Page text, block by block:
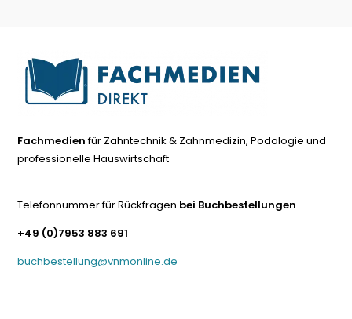
Fachmedienfür Zahntechnik & Zahnmedizin, Podologie und
professionelle Hauswirtschaft
Telefonnummer für Rückfragen bei Buchbestellungen
+49 (0)7953 883 691
buchbestellung@vnmonline.de